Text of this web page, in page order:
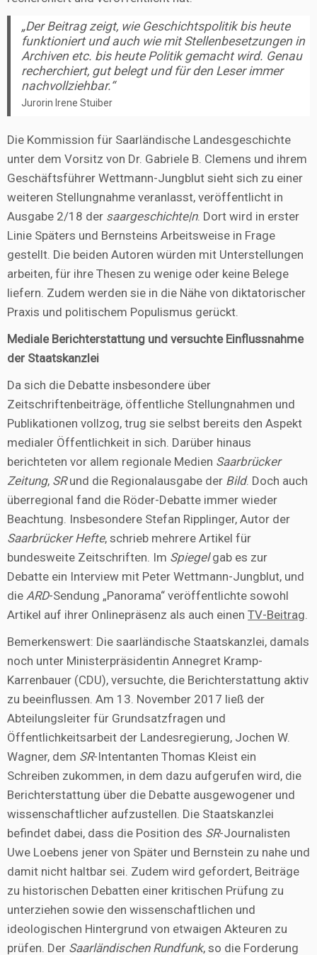
„Der Beitrag zeigt, wie Geschichtspolitik bis heute
funktioniert und auch wie mit Stellenbesetzungen in
Archiven etc. bis heute Politik gemacht wird. Genau
recherchiert, gut belegt und für den Leser immer
nachvollziehbar.“
Jurorin Irene Stuiber
Die Kommission für Saarländische Landesgeschichte
unter dem Vorsitz von Dr. Gabriele B. Clemens und ihrem
Geschäftsführer Wettmann-Jungblut sieht sich zu einer
weiteren Stellungnahme veranlasst, veröffentlicht in
Ausgabe 2/18 der saargeschichte|n. Dort wird in erster
Linie Späters und Bernsteins Arbeitsweise in Frage
gestellt. Die beiden Autoren würden mit Unterstellungen
arbeiten, für ihre Thesen zu wenige oder keine Belege
liefern. Zudem werden sie in die Nähe von diktatorischer
Praxis und politischem Populismus gerückt.
Mediale Berichterstattung und versuchte Einflussnahme
der Staatskanzlei
Da sich die Debatte insbesondere über
Zeitschriftenbeiträge, öffentliche Stellungnahmen und
Publikationen vollzog, trug sie selbst bereits den Aspekt
medialer Öffentlichkeit in sich. Darüber hinaus
berichteten vor allem regionale Medien Saarbrücker
Zeitung, SRund die Regionalausgabe der Bild. Doch auch
überregional fand die Röder-Debatte immer wieder
Beachtung. Insbesondere Stefan Ripplinger, Autor der
Saarbrücker Hefte, schrieb mehrere Artikel für
bundesweite Zeitschriften. Im Spiegelgab es zur
Debatte ein Interview mit Peter Wettmann-Jungblut, und
die ARD-Sendung „Panorama“ veröffentlichte sowohl
Artikel auf ihrer Onlinepräsenz als auch einen TV-Beitrag
Bemerkenswert: Die saarländische Staatskanzlei, damals
noch unter Ministerpräsidentin Annegret Kramp-
Karrenbauer (CDU), versuchte, die Berichterstattung aktiv
zu beeinflussen. Am 13. November 2017 ließ der
Abteilungsleiter für Grundsatzfragen und
Öffentlichkeitsarbeit der Landesregierung, Jochen W.
Wagner, dem SR-Intentanten Thomas Kleist ein
Schreiben zukommen, in dem dazu aufgerufen wird, die
Berichterstattung über die Debatte ausgewogener und
wissenschaftlicher aufzustellen. Die Staatskanzlei
befindet dabei, dass die Position des SR-Journalisten
Uwe Loebens jener von Später und Bernstein zu nahe und
damit nicht haltbar sei. Zudem wird gefordert, Beiträge
zu historischen Debatten einer kritischen Prüfung zu
unterziehen sowie den wissenschaftlichen und
ideologischen Hintergrund von etwaigen Akteuren zu
prüfen. Der Saarländischen Rundfunk, so die Forderung